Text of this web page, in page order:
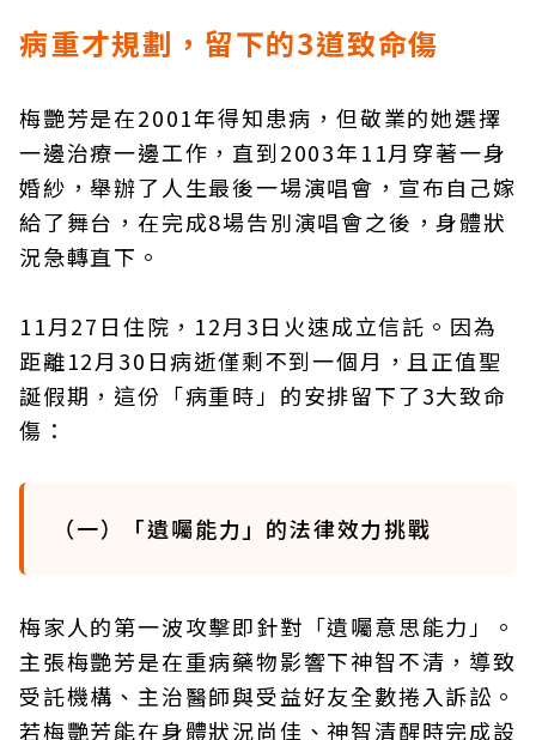
病重才規劃，留下的3道致命傷
梅艷芳是在2001年得知患病，但敬業的她選擇
一邊治療一邊工作，直到2003年11月穿著一身
婚紗，舉辦了人生最後一場演唱會，宣布自己嫁
給了舞台，在完成8場告別演唱會之後，身體狀
況急轉直下。
11月27日住院，12月3日火速成立信託。因為
距離12月30日病逝僅剩不到一個月，且正值聖
誕假期，這份「病重時」的安排留下了3大致命
傷：
（一）「遺囑能力」的法律效力挑戰
梅家人的第一波攻擊即針對「遺囑意思能力」。
主張梅艷芳是在重病藥物影響下神智不清，導致
受託機構、主治醫師與受益好友全數捲入訴訟。
若梅艷芳能在身體狀況尚佳、神智清醒時完成設